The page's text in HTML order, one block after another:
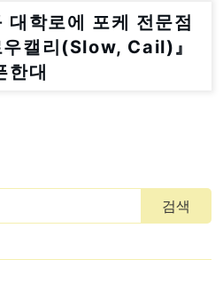
대학로에 포케 전문점
우캘리(Slow, Cail)』
한대